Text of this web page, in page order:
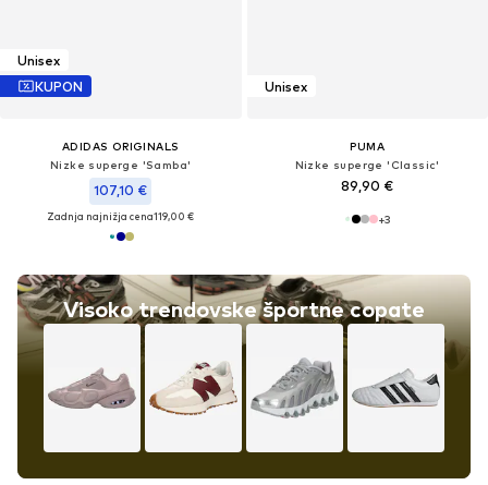
Unisex
KUPON
ADIDAS ORIGINALS
Nizke superge 'Samba'
107,10 €
Zadnja najnižja cena119,00 €
Visoko trendovske športne copate
Unisex
PUMA
Nizke superge 'Classic'
89,90 €
+3